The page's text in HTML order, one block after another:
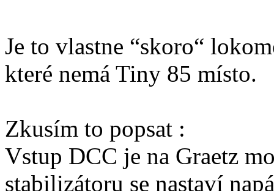
Je to vlastne “skoro“
které nemá Tiny 85 místo.
Zkusím to popsat :
Vstup DCC je na Graetz
stabilizátoru se nastaví